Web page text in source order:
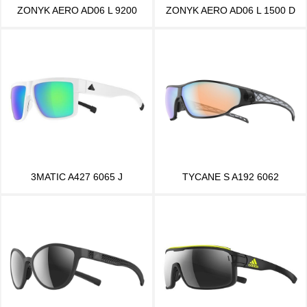
ZONYK AERO AD06 L 9200 ZONYK AERO AD06 L 1500 D
3MATIC A427 6065 J TYCANE S A192 6062